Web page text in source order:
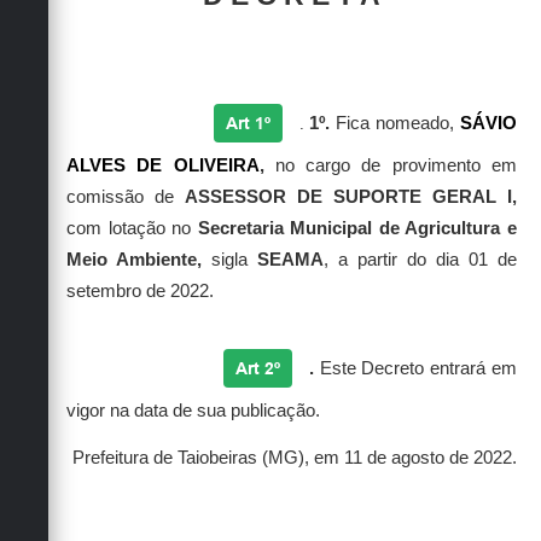
Art 1º 1º. Fica nomeado,SÁVIO
ALVES DE OLIVEIRA,no cargo de provimento em
comissão de ASSESSOR DE SUPORTE GERAL I,
com lotação no Secretaria Municipal de Agricultura e
Meio Ambiente, sigla SEAMA, a partir do dia 01 de
setembro de 2022.
Art 2º .Este Decreto entrará em
vigor na data de sua publicação.
Prefeitura de Taiobeiras (MG), em 11 de agosto de 2022.